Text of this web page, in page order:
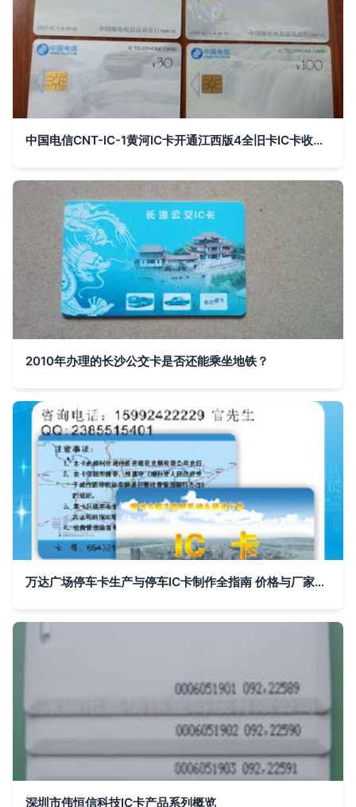
中国电信CNT-IC-1黄河IC卡开通江西版4全旧卡IC卡收藏价值分析
2010年办理的长沙公交卡是否还能乘坐地铁？
万达广场停车卡生产与停车IC卡制作全指南 价格与厂家选择深度解析
深圳市伟恒信科技IC卡产品系列概览